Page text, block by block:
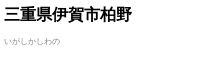
三重県伊賀市柏野
いがしかしわの